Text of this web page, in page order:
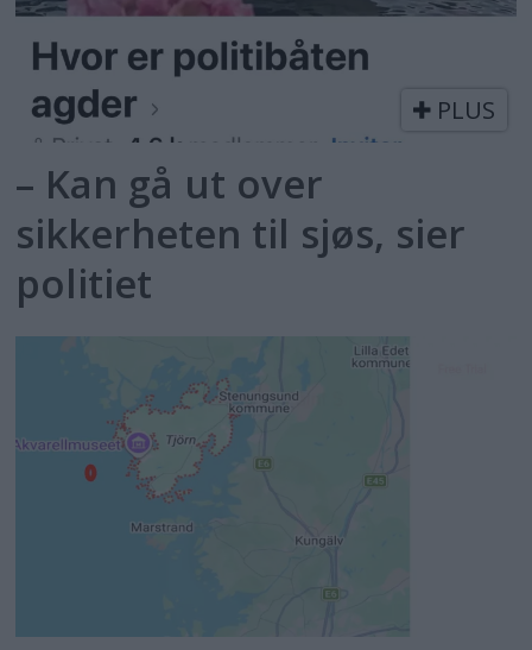
PLUS
– Kan gå ut over
sikkerheten til sjøs, sier
politiet